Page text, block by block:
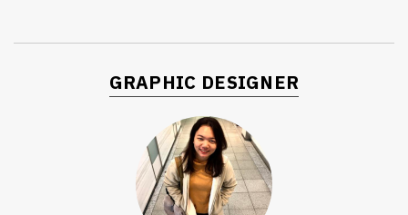
GRAPHIC DESIGNER